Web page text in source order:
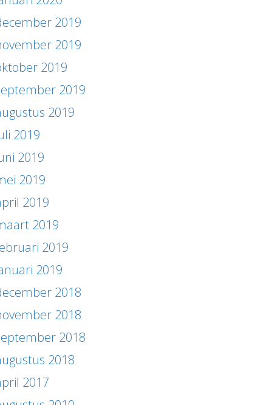
2019
2019
2019
2019
2019
2019
2019
2019
2019
2019
2019
2019
2018
2018
2018
2018
2017